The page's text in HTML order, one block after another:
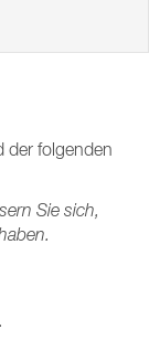
der folgenden
Sie sich,